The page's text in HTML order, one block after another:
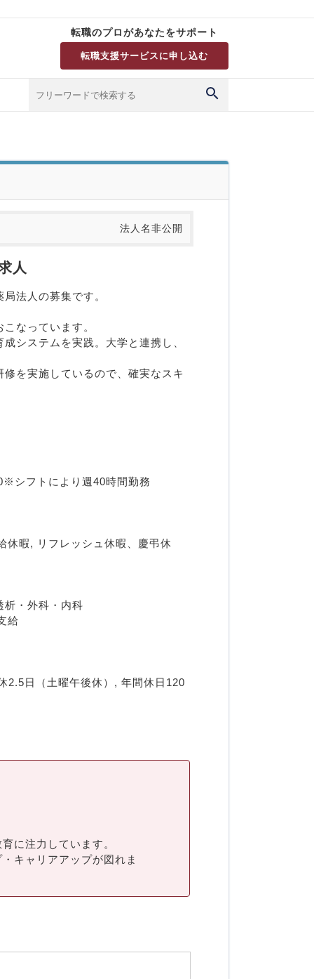
転職のプロがあなたをサポート
転職支援サービスに申し込む
法人名非公開
人
法人の募集です。
なっています。
システムを実践。大学と連携し、
を実施しているので、確実なスキ
シフトにより週40時間勤務
休暇, リフレッシュ休暇、慶弔休
析・外科・内科
給
2.5日（土曜午後休）, 年間休日120
に注力しています。
キャリアアップが図れま